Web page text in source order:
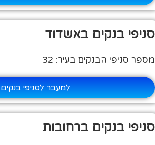
סניפי בנקים באשדוד
מספר סניפי הבנקים בעיר: 32
למעבר לסניפי בנקים
סניפי בנקים ברחובות